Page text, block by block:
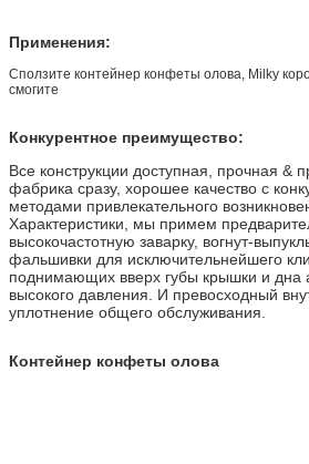
Дополнительный: Большому части OEM
всегда обеспечиваем
Применения:
Сползите контейнер конфеты олова, Milky
смогите
Конкурентное преимущество:
Все конструкции доступная, прочная &
фабрика сразу, хорошее качество с
методами привлекательного
Характеристики, мы примем
высокочастотную заварку, вогнут-
фальшивки для исключительнейшего
поднимающих вверх губы крышки и дна
высокого давления. И превосходный
уплотнение общего обслуживания.
Контейнер конфеты олова